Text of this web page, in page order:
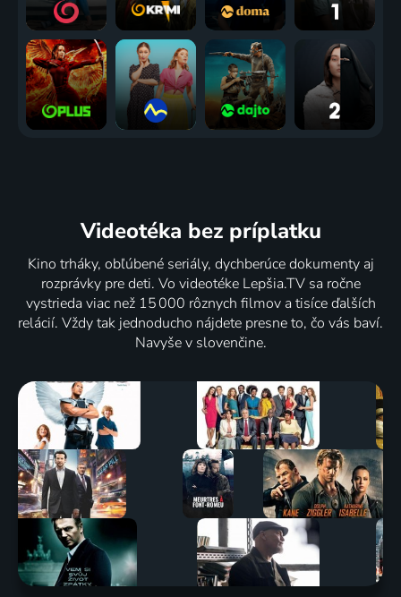
Videotéka bez príplatku
Kino trháky, obľúbené seriály, dychberúce dokumenty aj
rozprávky pre deti. Vo videotéke Lepšia.TV sa ročne
vystrieda viac než 15 000 rôznych filmov a tisíce ďalších
relácií. Vždy tak jednoducho nájdete presne to, čo vás baví.
Navyše v slovenčine.